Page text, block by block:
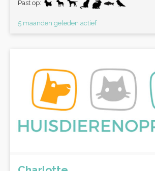
Past op:
5 maanden geleden actief